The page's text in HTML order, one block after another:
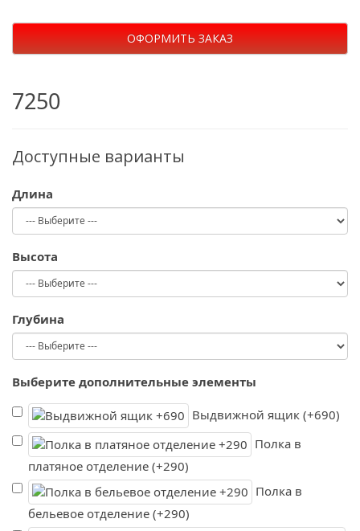
ОФОРМИТЬ ЗАКАЗ
7250
Доступные варианты
Длина
Высота
Глубина
Выберите дополнительные элементы
Выдвижной ящик (+690)
Полка в
платяное отделение (+290)
Полка в
бельевое отделение (+290)